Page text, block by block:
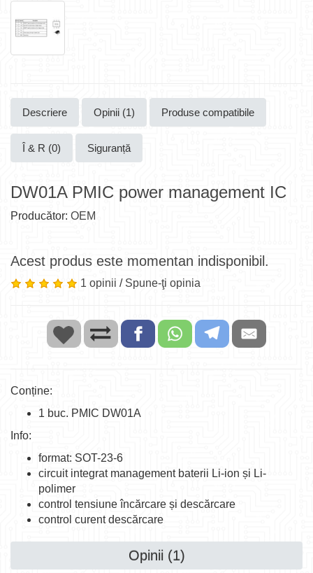
Descriere Opinii (1) Produse compatibile
Î & R (0) Siguranță
DW01A PMIC power management IC
Producător: OEM
Acest produs este momentan indisponibil.
1 opinii / Spune-ţi opinia
Conține:
1 buc. PMIC DW01A
Info:
format: SOT-23-6
circuit integrat management baterii Li-ion și Li-
polimer
control tensiune încărcare și descărcare
control curent descărcare
Opinii (1)